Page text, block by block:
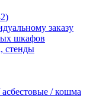
заказу
шкафов
стенды
/ кошма